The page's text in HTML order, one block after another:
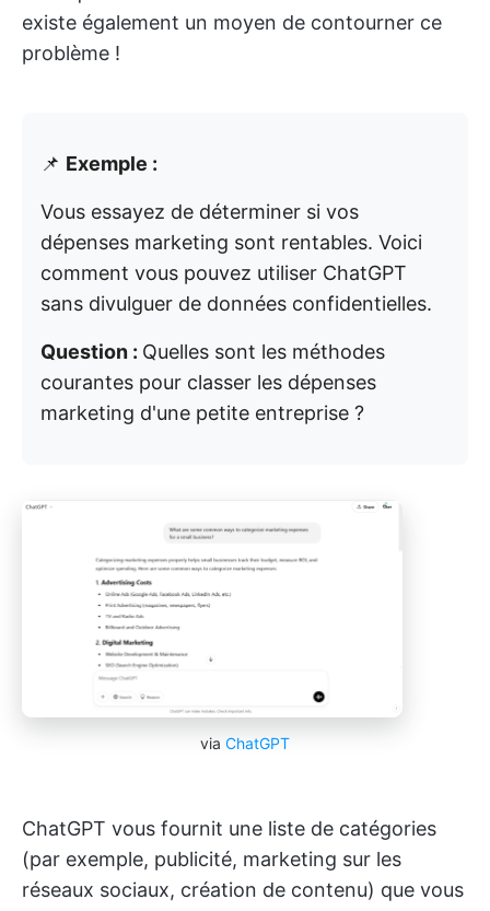
existe également un moyen de contourner ce
problème !
📌 Exemple :
Vous essayez de déterminer si vos
dépenses marketing sont rentables. Voici
comment vous pouvez utiliser ChatGPT
sans divulguer de données confidentielles.
Question : Quelles sont les méthodes
courantes pour classer les dépenses
marketing d'une petite entreprise ?
via ChatGPT
ChatGPT vous fournit une liste de catégories
(par exemple, publicité, marketing sur les
réseaux sociaux, création de contenu) que vous